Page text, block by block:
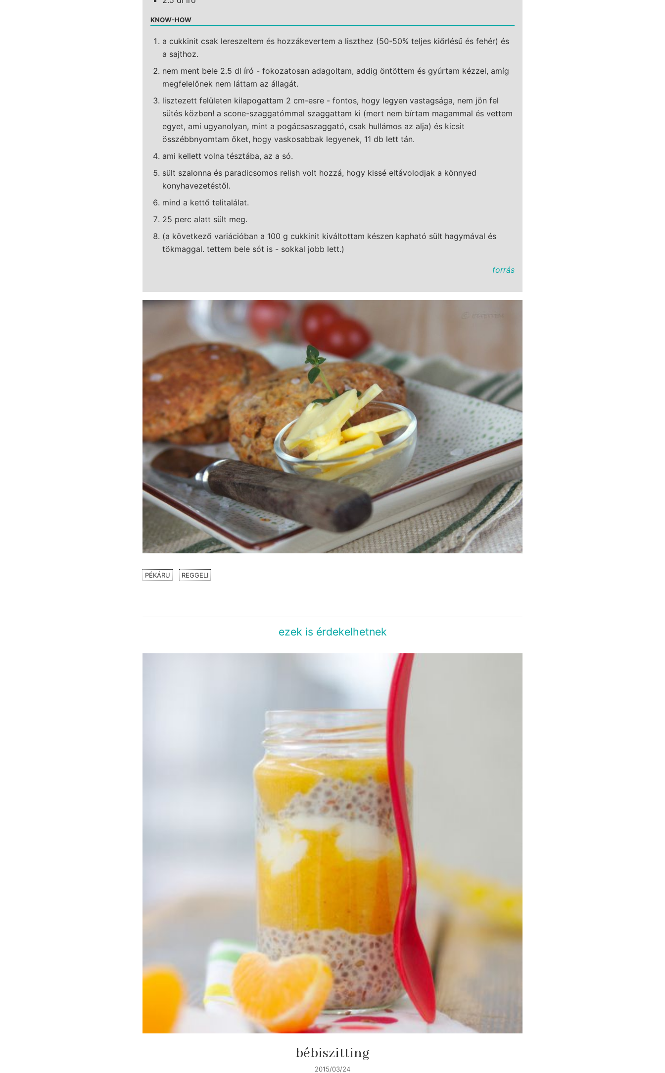
KNOW-HOW
a cukkinit csak lereszeltem és hozzákevertem a liszthez (50-50% teljes kiőrlésű és fehér) és
a sajthoz.
nem ment bele 2.5 dl író - fokozatosan adagoltam, addig öntöttem és gyúrtam kézzel, amíg
megfelelőnek nem láttam az állagát.
lisztezett felületen kilapogattam 2 cm-esre - fontos, hogy legyen vastagsága, nem jön fel
sütés közben! a scone-szaggatómmal szaggattam ki (mert nem bírtam magammal és vettem
egyet, ami ugyanolyan, mint a pogácsaszaggató, csak hullámos az alja) és kicsit
összébbnyomtam őket, hogy vaskosabbak legyenek, 11 db lett tán.
ami kellett volna tésztába, az a só.
sült szalonna és paradicsomos relish volt hozzá, hogy kissé eltávolodjak a könnyed
konyhavezetéstől.
mind a kettő telitalálat.
25 perc alatt sült meg.
(a következő variációban a 100 g cukkinit kiváltottam készen kapható sült hagymával és
tökmaggal. tettem bele sót is - sokkal jobb lett.)
forrás
PÉKÁRU REGGELI
ezek is érdekelhetnek
bébiszitting
2015/03/24